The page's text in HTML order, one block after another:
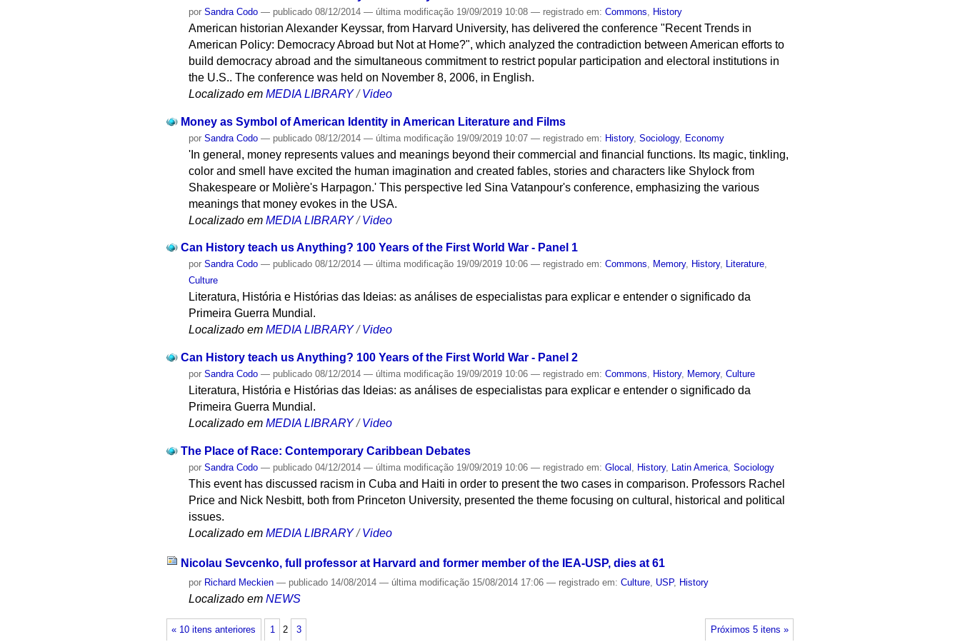
porSandra Codo — publicado 08/12/2014— última modificação 19/09/2019 10:08— registrado em:Commons History
American historian Alexander Keyssar, from Harvard University, has delivered the conference "Recent Trends in
American Policy: Democracy Abroad but Not at Home?", which analyzed the contradiction between American efforts to
build democracy abroad and the simultaneous commitment to restrict popular participation and electoral institutions in
the U.S.. The conference was held on November 8, 2006, in English.
Localizado em MEDIA LIBRARY /Video
Money as Symbol of American Identity in American Literature and Films
porSandra Codo — publicado 08/12/2014— última modificação 19/09/2019 10:07— registrado em: History,Sociology, Economy
'In general, money represents values ​​and meanings beyond their commercial and financial functions. Its magic, tinkling,
color and smell have excited the human imagination and created fables, stories and characters like Shylock from
Shakespeare or Molière's Harpagon.' This perspective led Sina Vatanpour's conference, emphasizing the various
meanings that money evokes in the USA.
Localizado em MEDIA LIBRARY /Video
Can History teach us Anything? 100 Years of the First World War - Panel 1
porSandra Codo — publicado 08/12/2014— última modificação 19/09/2019 10:06— registrado em:Commons, Memory, History, Literature,
Culture
Literatura, História e Histórias das Ideias: as análises de especialistas para explicar e entender o significado da
Primeira Guerra Mundial.
Localizado em MEDIA LIBRARY /Video
Can History teach us Anything? 100 Years of the First World War - Panel 2
porSandra Codo — publicado 08/12/2014— última modificação 19/09/2019 10:06— registrado em:Commons History, Memory,Culture
Literatura, História e Histórias das Ideias: as análises de especialistas para explicar e entender o significado da
Primeira Guerra Mundial.
Localizado em MEDIA LIBRARY /Video
The Place of Race: Contemporary Caribbean Debates
porSandra Codo — publicado 04/12/2014— última modificação 19/09/2019 10:06— registrado em:Glocal History, Latin America ,Sociology
This event has discussed racism in Cuba and Haiti in order to present the two cases in comparison. Professors Rachel
Price and Nick Nesbitt, both from Princeton University, presented the theme focusing on cultural, historical and political
issues.
Localizado em MEDIA LIBRARY /Video
Nicolau Sevcenko, full professor at Harvard and former member of the IEA-USP, dies at 61
por Richard Meckien — publicado 14/08/2014— última modificação 15/08/2014 17:06— registrado em:Culture, USP, History
Localizado em NEWS
« 10 itens anteriores Próximos 5 itens »
1 2 3